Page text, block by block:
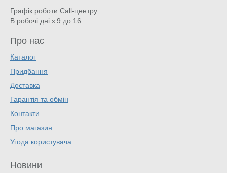
Графік роботи Call-центру:
В робочі дні з 9 до 16
Про нас
Каталог
Придбання
Доставка
Гарантія та обмін
Контакти
Про магазин
Угода користувача
Новини